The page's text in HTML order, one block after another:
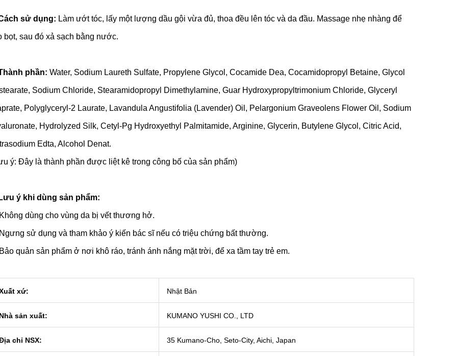
sử dụng: Làm ướt tóc, lấy một lượng dầu gội vừa đủ, thoa đều lên tóc và da đầu. Massage nhẹ nhàng để
bọt, sau đó xả sạch bằng nước.
phần: Water, Sodium Laureth Sulfate, Propylene Glycol, Cocamide Dea, Cocamidopropyl Betaine, Glycol
Sodium Chloride, Stearamidopropyl Dimethylamine, Guar Hydroxypropyltrimonium Chloride, Glyceryl
Polyglyceryl-2 Laurate, Lavandula Angustifolia (Lavender) Oil, Pelargonium Graveolens Flower Oil, Sodium
Hydrolyzed Silk, Cetyl-Pg Hydroxyethyl Palmitamide, Arginine, Glycerin, Butylene Glycol, Citric Acid,
Edta, Alcohol Denat.
ý: Đây là thành phần được liệt kê trong công bố của sản phẩm)
ý khi dùng sản phẩm:
dùng cho vùng da bị vết thương hở.
sử dụng và tham khảo ý kiến bác sĩ nếu có triệu chứng bất thường.
quản sản phẩm ở nơi khô ráo, tránh ánh nắng mặt trời, để xa tầm tay trẻ em.
xứ: Nhật Bản
sản xuất: KUMANO YUSHI CO., LTD
chỉ NSX: 35 Kumano-Cho, Seto-City, Aichi, Japan